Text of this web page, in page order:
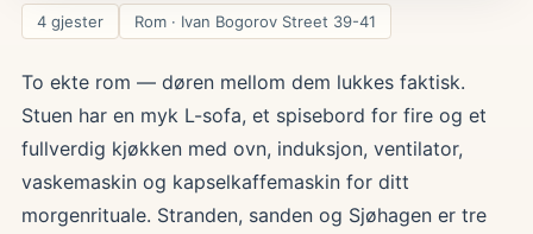
4 gjester Rom · Ivan Bogorov Street 39-41
To ekte rom — døren mellom dem lukkes faktisk.
Stuen har en myk L-sofa, et spisebord for fire og et
fullverdig kjøkken med ovn, induksjon, ventilator,
vaskemaskin og kapselkaffemaskin for ditt
morgenrituale. Stranden, sanden og Sjøhagen er tre